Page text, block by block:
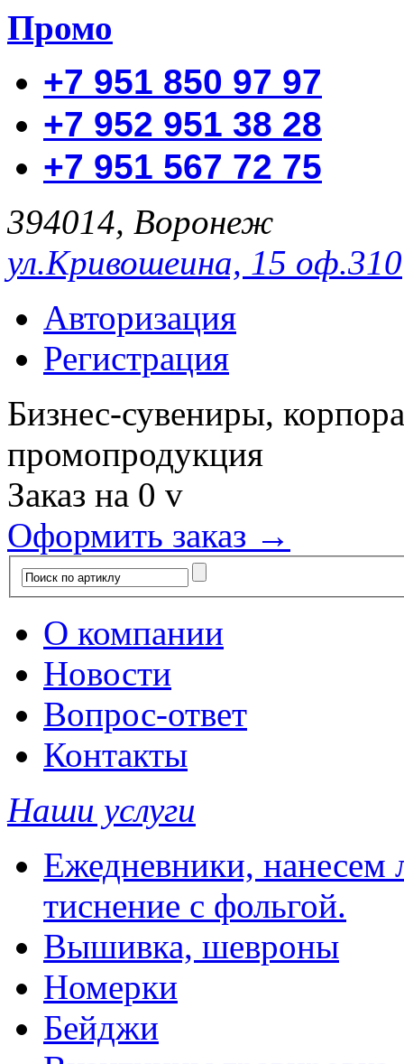
Промо
+7 951 850 97 97
+7 952 951 38 28
+7 951 567 72 75
394014, Воронеж
ул.Кривошеина, 15 оф.310
Авторизация
Регистрация
Бизнес-сувениры,
промопродукция
Заказ на 0 v
Оформить заказ →
О компании
Новости
Вопрос-ответ
Контакты
Наши услуги
Ежедневники, нанесем
тиснение с фольгой.
Вышивка, шевроны
Номерки
Бейджи